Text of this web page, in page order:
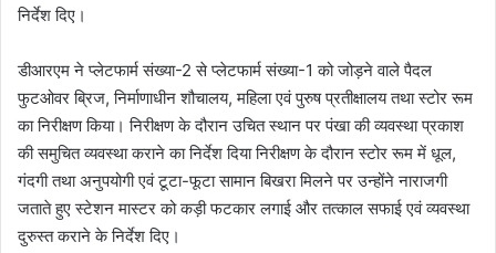
निर्देश दिए।
डीआरएम ने प्लेटफार्म संख्या-2 से प्लेटफार्म संख्या-1 को जोड़ने वाले पैदल
फुटओवर ब्रिज, निर्माणाधीन शौचालय, महिला एवं पुरुष प्रतीक्षालय तथा स्टोर रूम
का निरीक्षण किया। निरीक्षण के दौरान उचित स्थान पर पंखा की व्यवस्था प्रकाश
की समुचित व्यवस्था कराने का निर्देश दिया निरीक्षण के दौरान स्टोर रूम में धूल,
गंदगी तथा अनुपयोगी एवं टूटा-फूटा सामान बिखरा मिलने पर उन्होंने नाराजगी
जताते हुए स्टेशन मास्टर को कड़ी फटकार लगाई और तत्काल सफाई एवं व्यवस्था
दुरुस्त कराने के निर्देश दिए।